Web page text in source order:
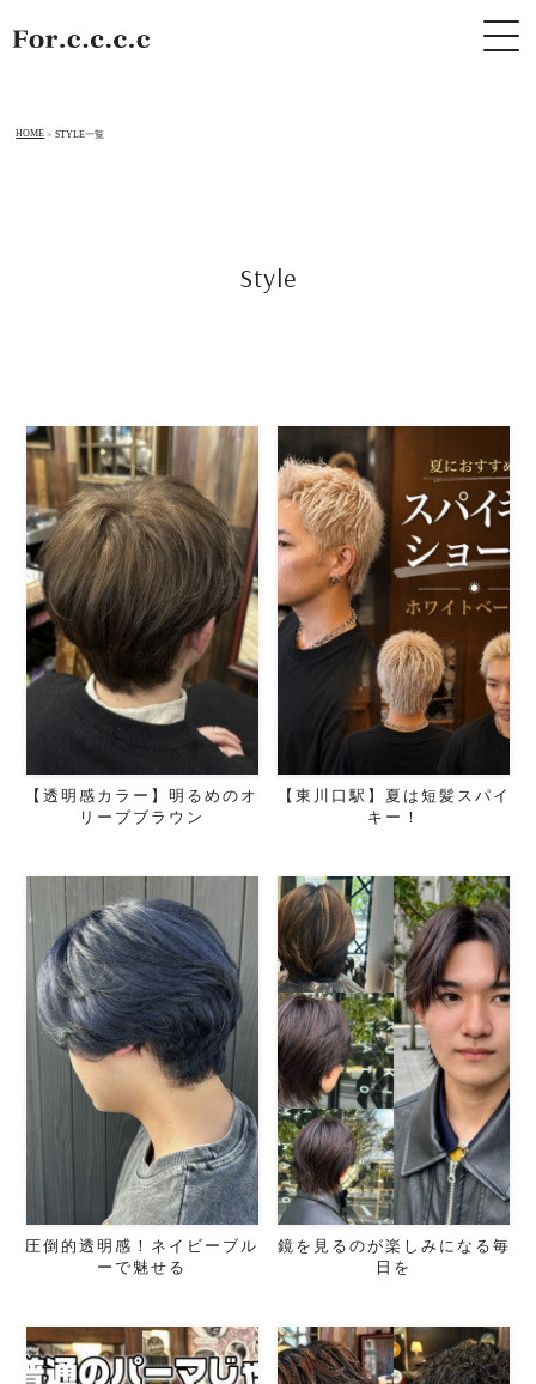
HOME STYLE一覧
Style
【透明感カラー】明るめのオ
リーブブラウン
【東川口駅】夏は短髪スパイ
キー！
圧倒的透明感！ネイビーブル
ーで魅せる
鏡を見るのが楽しみになる毎
日を